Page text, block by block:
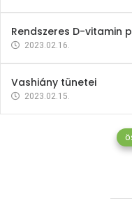
Rendszeres D-vitamin
2023.02.16.
Vashiány tünetei
2023.02.15.